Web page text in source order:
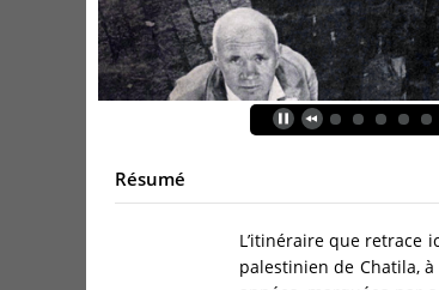
Résumé
L’itinéraire que retrace
palestinien de Chatila,